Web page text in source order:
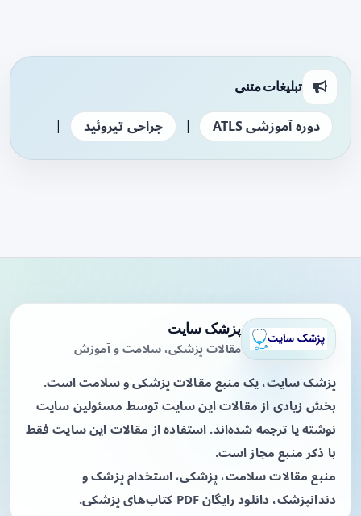
تبلیغات متنی
دوره آموزشی ATLS | جراحی تیروئید |
پزشک سایت
مقالات پزشکی، سلامت و آموزش
پزشک سایت، یک منبع مقالات پزشکی و سلامت است.
بخش زیادی از مقالات این سایت توسط مسئولین سایت
نوشته یا ترجمه شده‌اند. استفاده از مقالات این سایت فقط
با ذکر منبع مجاز است.
منبع مقالات سلامت، پزشکی، استخدام پزشک و
دندانپزشک، دانلود رایگان PDF کتاب‌های پزشکی.